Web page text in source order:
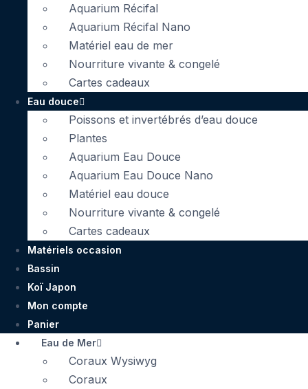
Aquarium Récifal
Aquarium Récifal Nano
Matériel eau de mer
Nourriture vivante & congelé
Cartes cadeaux
Eau douce
Poissons et invertébrés d’eau douce
Plantes
Aquarium Eau Douce
Aquarium Eau Douce Nano
Matériel eau douce
Nourriture vivante & congelé
Cartes cadeaux
Matériels occasion
Bassin
Koï Japon
Mon compte
Panier
Eau de Mer
Coraux Wysiwyg
Coraux